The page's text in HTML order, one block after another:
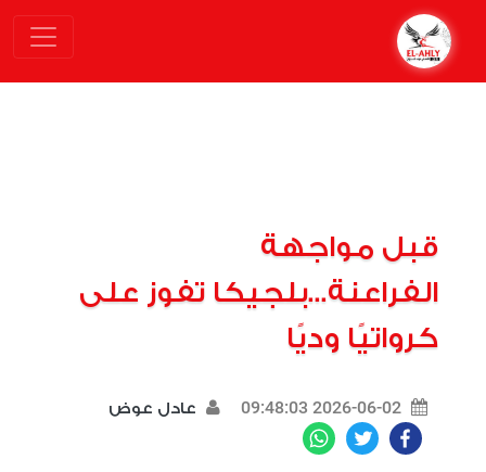
قبل مواجهة
الفراعنة...بلجيكا تفوز على
كرواتيًا وديًا
2026-06-02 09:48:03 عادل عوض
Facebook
Twitter